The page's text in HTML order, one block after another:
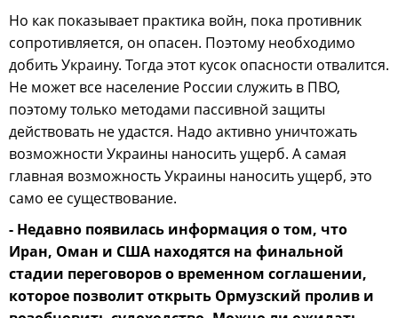
Но как показывает практика войн, пока противник
сопротивляется, он опасен. Поэтому необходимо
добить Украину. Тогда этот кусок опасности отвалится.
Не может все население России служить в ПВО,
поэтому только методами пассивной защиты
действовать не удастся. Надо активно уничтожать
возможности Украины наносить ущерб. А самая
главная возможность Украины наносить ущерб, это
само ее существование.
- Недавно появилась информация о том, что
Иран, Оман и США находятся на финальной
стадии переговоров о временном соглашении,
которое позволит открыть Ормузский пролив и